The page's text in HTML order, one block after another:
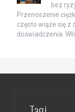
bez
Przenoszenie
często wiąże się z
doświadczenia.